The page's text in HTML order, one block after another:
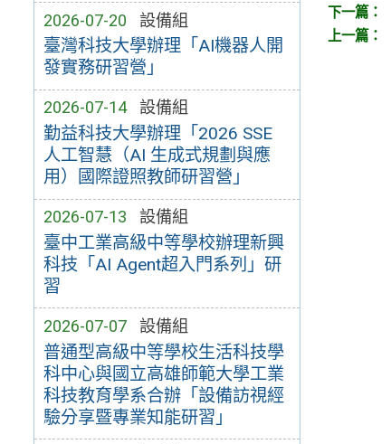
2026-07-20 設備組
臺灣科技大學辦理「AI機器人開
發實務研習營」
2026-07-14 設備組
勤益科技大學辦理「2026 SSE
人工智慧（AI 生成式規劃與應
用）國際證照教師研習營」
2026-07-13 設備組
臺中工業高級中等學校辦理新興
科技「AI Agent超入門系列」研
習
2026-07-07 設備組
普通型高級中等學校生活科技學
科中心與國立高雄師範大學工業
科技教育學系合辦「設備訪視經
驗分享暨專業知能研習」